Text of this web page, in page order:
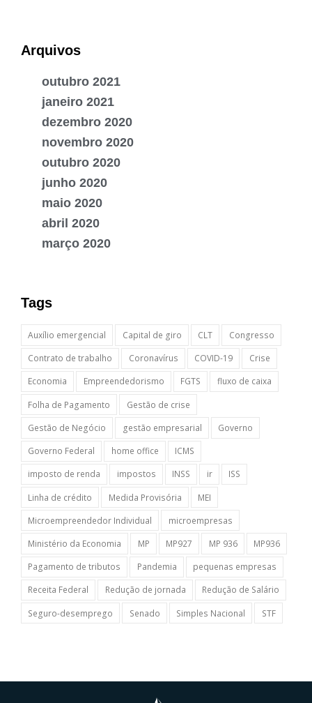
Arquivos
outubro 2021
janeiro 2021
dezembro 2020
novembro 2020
outubro 2020
junho 2020
maio 2020
abril 2020
março 2020
Tags
Auxílio emergencial Capital de giro CLT
Congresso
Contrato de trabalho
Coronavírus COVID-19
Crise
Economia
Empreendedorismo FGTS
fluxo de caixa
Folha de Pagamento
Gestão de crise
Gestão de Negócio
gestão empresarial
Governo
Governo Federal
home office
ICMS
imposto de renda
impostos INSS ir
ISS
Linha de crédito
Medida Provisória
MEI
Microempreendedor Individual
microempresas
Ministério da Economia
MP MP927 MP 936
MP936
Pagamento de tributos
Pandemia
pequenas empresas
Receita Federal
Redução de jornada
Redução de Salário
Seguro-desemprego
Senado Simples Nacional STF